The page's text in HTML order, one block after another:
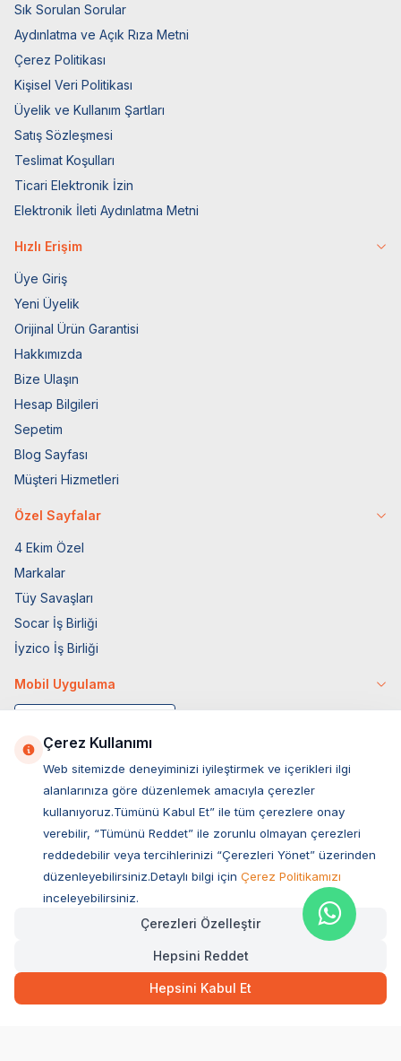
169,00TL Hızlı Teslimat
SEPETE EKLE
Sık Sorulan Sorular
Aydınlatma ve Açık Rıza Metni
Çerez Politikası
Kişisel Veri Politikası
Üyelik ve Kullanım Şartları
Satış Sözleşmesi
Teslimat Koşulları
Ticari Elektronik İzin
Elektronik İleti Aydınlatma Metni
Hızlı Erişim
Üye Giriş
Yeni Üyelik
Orijinal Ürün Garantisi
Hakkımızda
Bize Ulaşın
Hesap Bilgileri
Sepetim
Blog Sayfası
Müşteri Hizmetleri
Özel Sayfalar
4 Ekim Özel
Markalar
Tüy Savaşları
Socar İş Birliği
İyzico İş Birliği
Mobil Uygulama
Müşteri Hizmetleri
Sıkça Sorulan Sorular
Ovacık Mah. Hacıoğlu Sok. No:13 Başiskele / KOCAELİ
Müşteri Destek Hattı
Çerez Kullanımı
Web sitemizde deneyiminizi iyileştirmek ve içerikleri ilgi
alanlarınıza göre düzenlemek amacıyla çerezler
kullanıyoruz.Tümünü Kabul Et” ile tüm çerezlere onay
verebilir, “Tümünü Reddet” ile zorunlu olmayan çerezleri
reddedebilir veya tercihlerinizi “Çerezleri Yönet” üzerinden
düzenleyebilirsiniz.Detaylı bilgi için Çerez Politikamızı
inceleyebilirsiniz.
Çerezleri Özelleştir
Hepsini Reddet
Hepsini Kabul Et